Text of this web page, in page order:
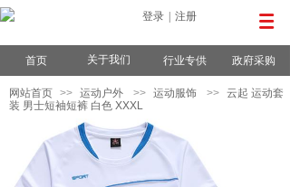
登录 注册
首页 关于我们 行业专供 政府采购
网站首页 >> 运动户外 >> 运动服饰 >> 云起 运动套
装 男士短袖短裤 白色 XXXL